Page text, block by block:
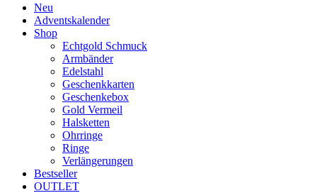
Neu
Adventskalender
Shop
Echtgold Schmuck
Armbänder
Edelstahl
Geschenkkarten
Geschenkebox
Gold Vermeil
Halsketten
Ohrringe
Ringe
Verlängerungen
Bestseller
OUTLET